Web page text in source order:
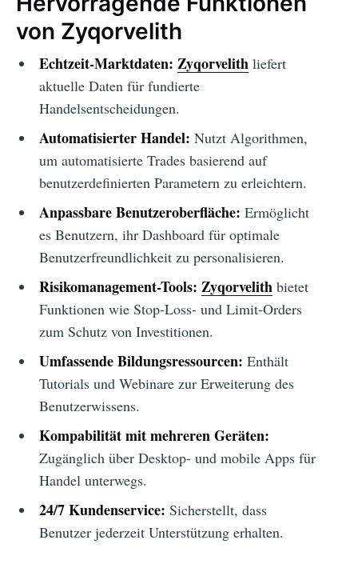
von Zyqorvelith
Echtzeit-Marktdaten: Zyqorvelithliefert
aktuelle Daten für fundierte
Handelsentscheidungen.
Automatisierter Handel: Nutzt Algorithmen,
um automatisierte Trades basierend auf
benutzerdefinierten Parametern zu erleichtern.
Anpassbare Benutzeroberfläche: Ermöglicht
es Benutzern, ihr Dashboard für optimale
Benutzerfreundlichkeit zu personalisieren.
Risikomanagement-Tools: Zyqorvelithbietet
Funktionen wie Stop-Loss- und Limit-Orders
zum Schutz von Investitionen.
Umfassende Bildungsressourcen: Enthält
Tutorials und Webinare zur Erweiterung des
Benutzerwissens.
Kompabilität mit mehreren Geräten:
Zugänglich über Desktop- und mobile Apps für
Handel unterwegs.
24/7 Kundenservice: Sicherstellt, dass
Benutzer jederzeit Unterstützung erhalten.